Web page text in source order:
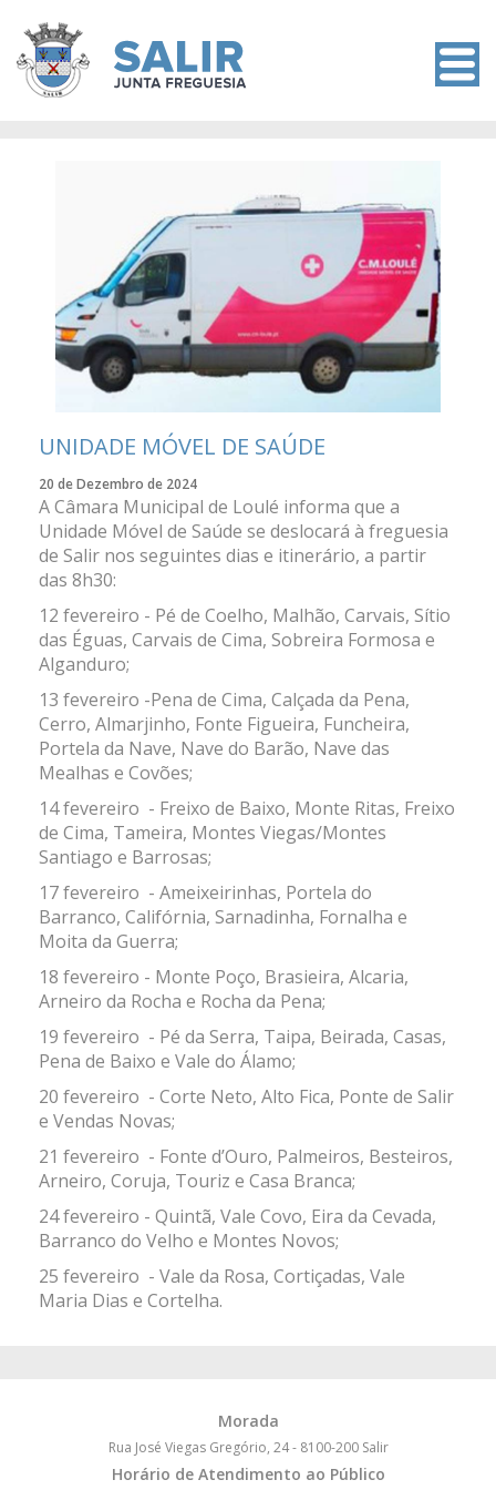
UNIDADE MÓVEL DE SAÚDE
20 de Dezembro de 2024
A Câmara Municipal de Loulé informa que a
Unidade Móvel de Saúde se deslocará à freguesia
de Salir nos seguintes dias e itinerário, a partir
das 8h30:
12 fevereiro - Pé de Coelho, Malhão, Carvais, Sítio
das Éguas, Carvais de Cima, Sobreira Formosa e
Alganduro;
13 fevereiro -Pena de Cima, Calçada da Pena,
Cerro, Almarjinho, Fonte Figueira, Funcheira,
Portela da Nave, Nave do Barão, Nave das
Mealhas e Covões;
14 fevereiro - Freixo de Baixo, Monte Ritas, Freixo
de Cima, Tameira, Montes Viegas/Montes
Santiago e Barrosas;
17 fevereiro - Ameixeirinhas, Portela do
Barranco, Califórnia, Sarnadinha, Fornalha e
Moita da Guerra;
18 fevereiro - Monte Poço, Brasieira, Alcaria,
Arneiro da Rocha e Rocha da Pena;
19 fevereiro - Pé da Serra, Taipa, Beirada, Casas,
Pena de Baixo e Vale do Álamo;
20 fevereiro - Corte Neto, Alto Fica, Ponte de Salir
e Vendas Novas;
21 fevereiro - Fonte d’Ouro, Palmeiros, Besteiros,
Arneiro, Coruja, Touriz e Casa Branca;
24 fevereiro - Quintã, Vale Covo, Eira da Cevada,
Barranco do Velho e Montes Novos;
25 fevereiro - Vale da Rosa, Cortiçadas, Vale
Maria Dias e Cortelha.
Morada
Rua José Viegas Gregório, 24 - 8100-200 Salir
Horário de Atendimento ao Público